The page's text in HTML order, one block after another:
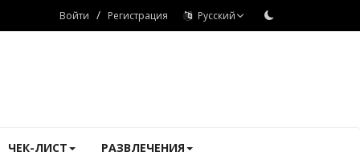
Войти / Регистрация Русский
ЧЕК-ЛИСТ РАЗВЛЕЧЕНИЯ